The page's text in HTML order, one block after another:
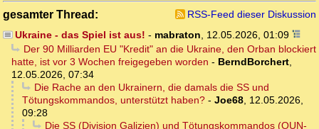
gesamter Thread:
RSS-Feed dieser Diskussion
Ukraine - das Spiel ist aus! - mabraton, 12.05.2026, 01:09
Der 90 Milliarden EU "Kredit" an die Ukraine, den Orban blockiert
hatte, ist vor 3 Wochen freigegeben worden - BerndBorchert,
12.05.2026, 07:34
Die Rache an den Ukrainern, die damals die SS und
Tötungskommandos, unterstützt haben? - Joe68, 12.05.2026,
09:28
Die SS (Division Galizien) und Tötungskommandos (OUN-